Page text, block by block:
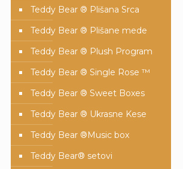
Teddy Bear ® Plišana Srca
Teddy Bear ® Plišane mede
Teddy Bear ® Plush Program
Teddy Bear ® Single Rose ™
Teddy Bear ® Sweet Boxes
Teddy Bear ® Ukrasne Kese
Teddy Bear ®Music box
Teddy Bear® setovi